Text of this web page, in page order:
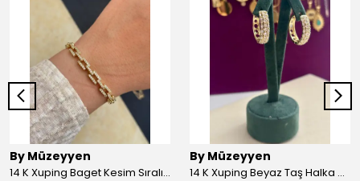
By Müzeyyen
14 K Xuping Baget Kesim Sıralı Bileklik
By Müzeyyen
14 K Xuping Beyaz Taş Halka Küpe